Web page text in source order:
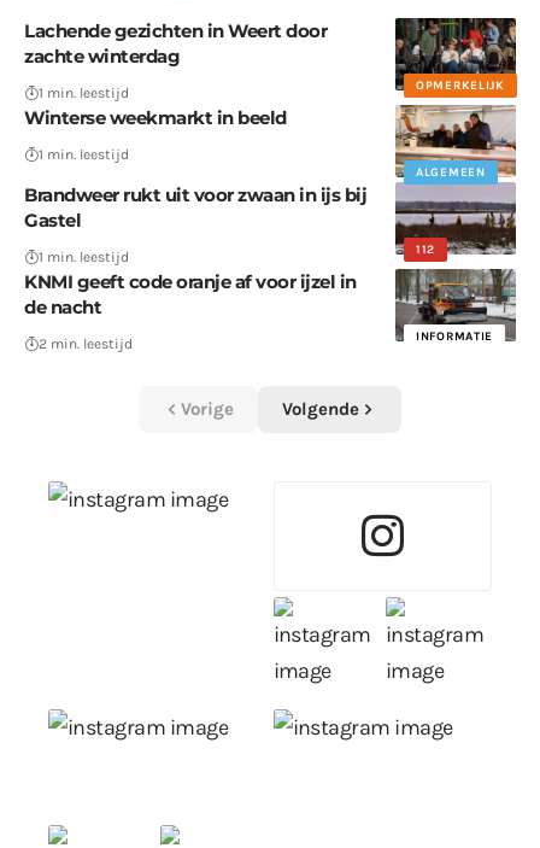
OPMERKELIJK
Lachende gezichten in Weert door
zachte winterdag
1 min. leestijd
ALGEMEEN
Winterse weekmarkt in beeld
1 min. leestijd
112
Brandweer rukt uit voor zwaan in ijs bij
Gastel
1 min. leestijd
INFORMATIE
KNMI geeft code oranje af voor ijzel in
de nacht
2 min. leestijd
Vorige Volgende